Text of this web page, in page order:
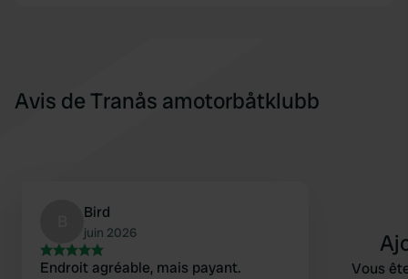
Avis de Tranås amotorbåtklubb
Bird
juin 2026
Endroit agréable, mais payant.
Vous